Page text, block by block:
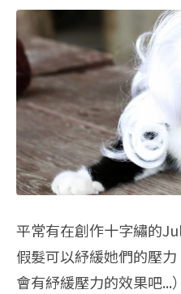
平常有在創作十字繡的
假髮可以紓緩她們的壓
會有紓緩壓力的效果吧